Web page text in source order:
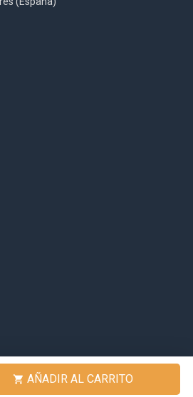
 AÑADIR AL CARRITO
sobre1500Opiniones